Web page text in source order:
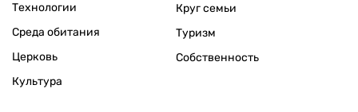
Технологии
Среда обитания
Церковь
Культура
Круг семьи
Туризм
Собственность